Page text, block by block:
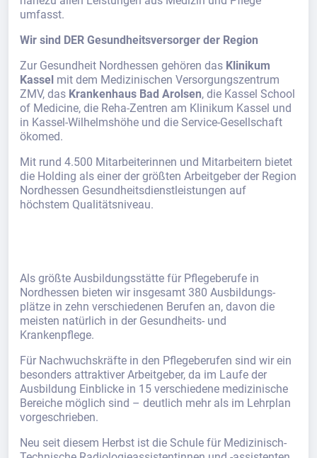
umfasst.
Wir sind DER Gesundheitsversorger der Region
Zur Gesundheit Nordhessen gehören das Klinikum
Kassel mit dem Medizinischen Versorgungszentrum
ZMV, das Krankenhaus Bad Arolsen, die Kassel School
of Medicine, die Reha-Zentren am Klinikum Kassel und
in Kassel-Wilhelmshöhe und die Service-Gesellschaft
ökomed.
Mit rund 4.500 Mitarbeiterinnen und Mitarbeitern bietet
die Holding als einer der größten Arbeitgeber der Region
Nordhessen Gesundheitsdienstleistungen auf
höchstem Qualitätsniveau.
Als größte Ausbildungsstätte für Pflegeberufe in
Nordhessen bieten wir insgesamt 380 Ausbildungs-
plätze in zehn verschiedenen Berufen an, davon die
meisten natürlich in der Gesundheits- und
Krankenpflege.
Für Nachwuchskräfte in den Pflegeberufen sind wir ein
besonders attraktiver Arbeitgeber, da im Laufe der
Ausbildung Einblicke in 15 verschiedene medizinische
Bereiche möglich sind – deutlich mehr als im Lehrplan
vorgeschrieben.
Neu seit diesem Herbst ist die Schule für Medizinisch-